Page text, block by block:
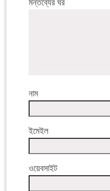
মন্তব্যের ঘর
নাম
ইমেইল
ওয়েবসাইট